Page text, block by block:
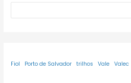
Fiol Porto de Salvador trilhos Vale Valec